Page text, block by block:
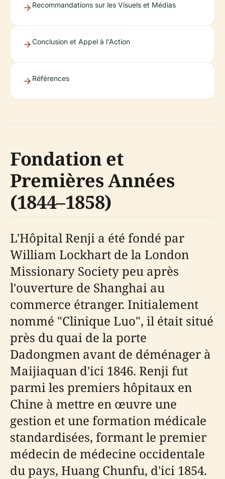
Recommandations sur les Visuels et Médias
Conclusion et Appel à l'Action
Références
Fondation et
Premières Années
(1844–1858)
L'Hôpital Renji a été fondé par
William Lockhart de la London
Missionary Society peu après
l'ouverture de Shanghai au
commerce étranger. Initialement
nommé "Clinique Luo", il était situé
près du quai de la porte
Dadongmen avant de déménager à
Maijiaquan d'ici 1846. Renji fut
parmi les premiers hôpitaux en
Chine à mettre en œuvre une
gestion et une formation médicale
standardisées, formant le premier
médecin de médecine occidentale
du pays, Huang Chunfu, d'ici 1854.